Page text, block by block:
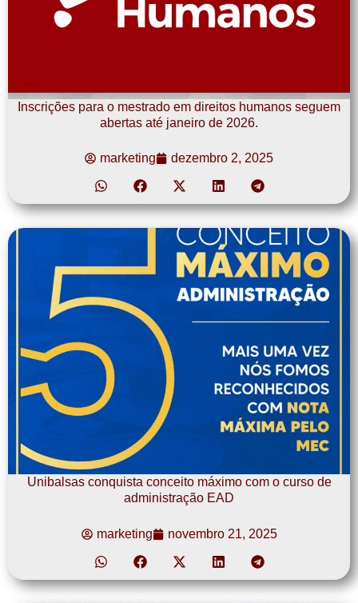
Inscrições para o mestrado em direitos humanos seguem
abertas até janeiro de 2026.
marketing dezembro 2, 2025
Unibalsas conquista conceito máximo com o curso de
administração EAD
marketing novembro 21, 2025